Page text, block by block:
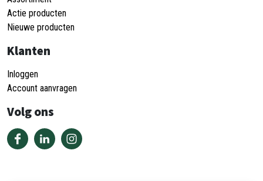
Actie producten
Nieuwe producten
Klanten
Inloggen
Account aanvragen
Volg ons